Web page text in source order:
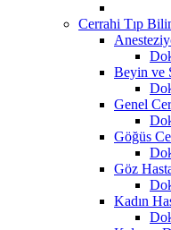
Cerrahi Tıp
Beyin ve
Genel
Göğüs
Göz
Kadın